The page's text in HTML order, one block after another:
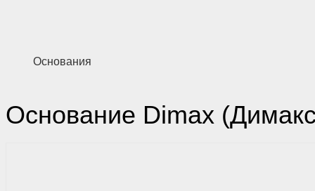
Основания
Основание Dimax